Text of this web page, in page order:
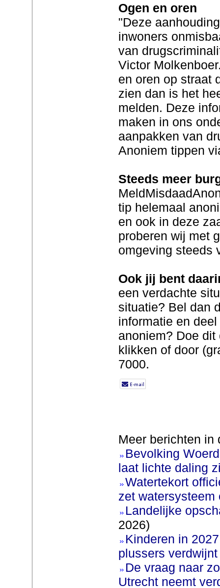
Ogen en oren
"Deze
inwoners
van
Victor
en oren op straat
zien dan is het
melden. Deze
maken in ons
aanpakken van
Anoniem tippen
Steeds meer
tip helemaal
en ook in deze
proberen wij met
omgeving steeds
Ook jij bent
een verdachte
situatie? Bel dan
informatie en
anoniem? Doe
klikken of door
7000.
Meer berichten in
Bevolking
laat lichte daling
Watertekort
zet watersysteem
Landelijke
2026)
Kinderen in
plussers verdwijnt
De vraag naar
Utrecht neemt